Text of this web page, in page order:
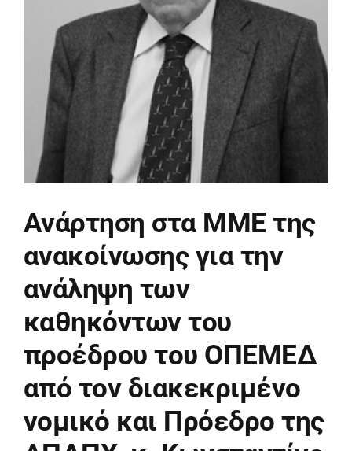
Ανάρτηση στα ΜΜΕ της
ανακοίνωσης για την
ανάληψη των
καθηκόντων του
προέδρου του ΟΠΕΜΕΔ
από τον διακεκριμένο
νομικό και Πρόεδρο της